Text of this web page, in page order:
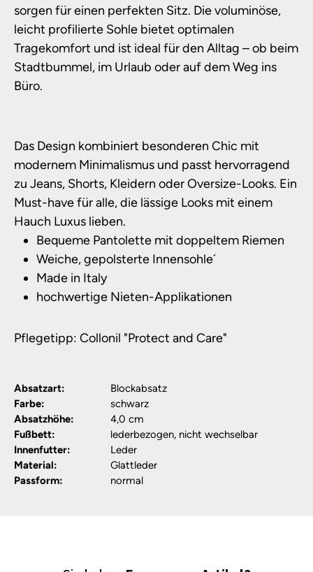
sorgen für einen perfekten Sitz. Die voluminöse,
leicht profilierte Sohle bietet optimalen
Tragekomfort und ist ideal für den Alltag – ob beim
Stadtbummel, im Urlaub oder auf dem Weg ins
Büro.
Das Design kombiniert besonderen Chic mit
modernem Minimalismus und passt hervorragend
zu Jeans, Shorts, Kleidern oder Oversize-Looks. Ein
Must-have für alle, die lässige Looks mit einem
Hauch Luxus lieben.
Bequeme Pantolette mit doppeltem Riemen
Weiche, gepolsterte Innensohle´
Made in Italy
hochwertige Nieten-Applikationen
Pflegetipp: Collonil "Protect and Care"
Absatzart:
Blockabsatz
Farbe:
schwarz
Absatzhöhe:
4,0 cm
Fußbett:
lederbezogen, nicht wechselbar
Innenfutter:
Leder
Material:
Glattleder
Passform:
normal